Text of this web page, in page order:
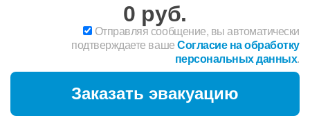
0 руб.
Отправляя сообщение, вы автоматически
подтверждаете вашеСогласие на обработку
персональных данных.